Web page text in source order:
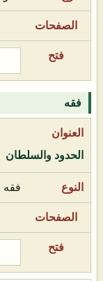
فقه
الحدود والسلطان
فقه